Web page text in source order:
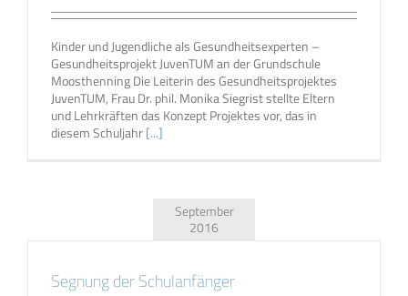
Kinder und Jugendliche als Gesundheitsexperten –
Gesundheitsprojekt JuvenTUM an der Grundschule
Moosthenning Die Leiterin des Gesundheitsprojektes
JuvenTUM, Frau Dr. phil. Monika Siegrist stellte Eltern
und Lehrkräften das Konzept Projektes vor, das in
diesem Schuljahr[...]
September
2016
Segnung der Schulanfänger